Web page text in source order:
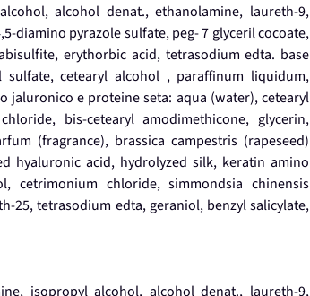
alcohol denat., ethanolamine, laureth-9,
diamino pyrazole sulfate, peg- 7 glyceril cocoate,
erythorbic acid, tetrasodium edta. base
cetearyl alcohol , paraffinum liquidum,
jaluronico e proteine seta: aqua (water), cetearyl
bis-cetearyl amodimethicone, glycerin,
(fragrance), brassica campestris (rapeseed)
hyaluronic acid, hydrolyzed silk, keratin amino
cetrimonium chloride, simmondsia chinensis
25, tetrasodium edta, geraniol, benzyl salicylate,
isopropyl alcohol, alcohol denat., laureth-9,